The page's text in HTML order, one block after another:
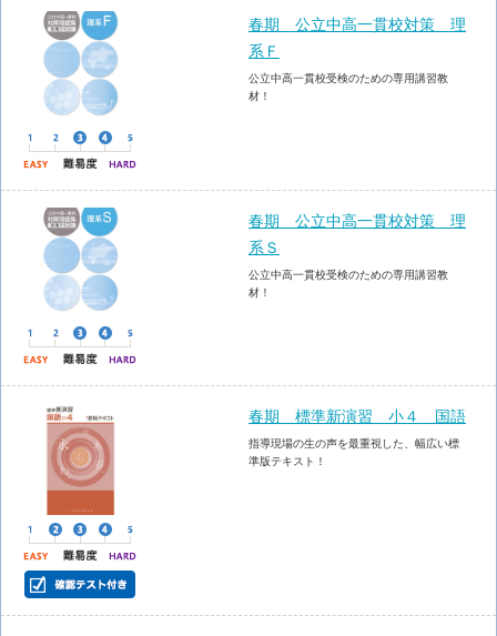
春期 公立中高一貫校対策 理
系Ｆ
公立中高一貫校受検のための専用講習教
材！
春期 公立中高一貫校対策 理
系Ｓ
公立中高一貫校受検のための専用講習教
材！
春期 標準新演習 小４ 国語
指導現場の生の声を最重視した、幅広い標
準版テキスト！